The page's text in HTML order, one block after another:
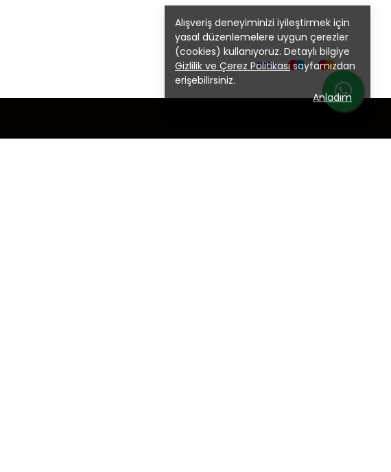
Alışveriş deneyiminizi iyileştirmek için
yasal düzenlemelere uygun çerezler
(cookies) kullanıyoruz. Detaylı bilgiye
Gizlilik ve Çerez Politikası sayfamızdan
erişebilirsiniz.
Anladım